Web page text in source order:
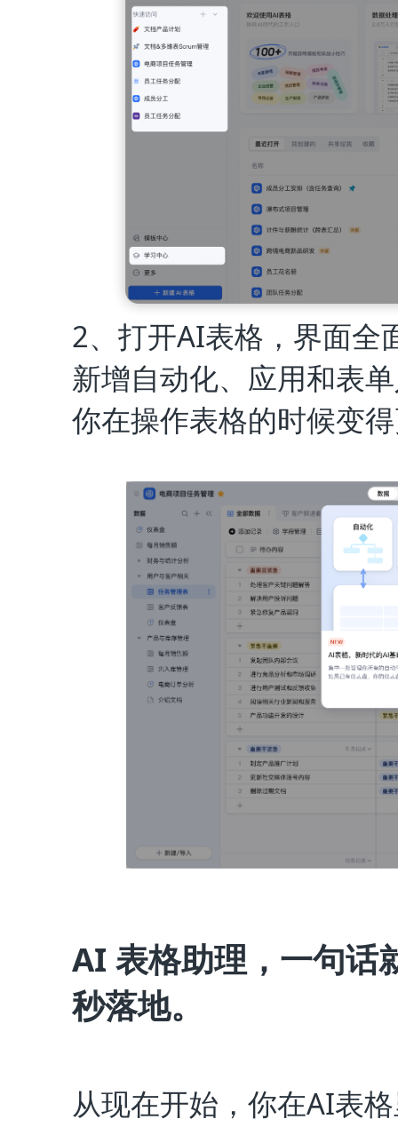
2、打开AI表格，界面全
新增自动化、应用和表
你在操作表格的时候变
AI 表格助理， 一句话
秒落地。
从现在开始，你在AI表